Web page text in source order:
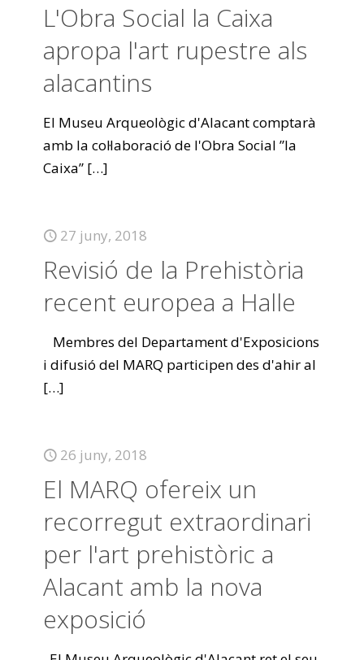
L'Obra Social la Caixa
apropa l'art rupestre als
alacantins
El Museu Arqueològic d'Alacant comptarà
amb la col·laboració de l'Obra Social ”la
Caixa” […]
27 juny, 2018
Revisió de la Prehistòria
recent europea a Halle
Membres del Departament d'Exposicions
i difusió del MARQ participen des d'ahir al
[…]
26 juny, 2018
El MARQ ofereix un
recorregut extraordinari
per l'art prehistòric a
Alacant amb la nova
exposició